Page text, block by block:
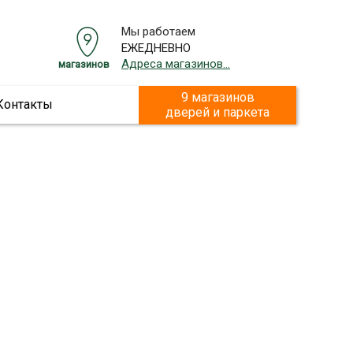
Мы работаем
ЕЖЕДНЕВНО
Адреса магазинов...
магазинов
9 магазинов
дверей и паркета